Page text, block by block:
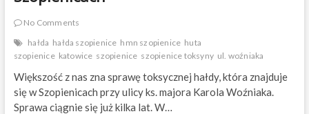
No Comments
hałda hałda szopienice hmn szopienice huta
szopienice katowice szopienice szopienice toksyny ul. woźniaka
Większość z nas zna sprawę toksycznej hałdy, która znajduje
się w Szopienicach przy ulicy ks. majora Karola Woźniaka.
Sprawa ciągnie się już kilka lat. W…